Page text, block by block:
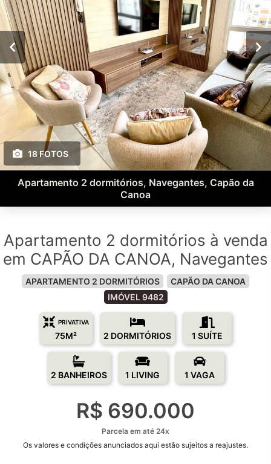
18 FOTOS
Apartamento 2 dormitórios, Navegantes, Capão da
Canoa
Apartamento 2 dormitórios à venda
em CAPÃO DA CANOA, Navegantes
APARTAMENTO 2 DORMITÓRIOS
CAPÃO DA CANOA
IMÓVEL 9482
PRIVATIVA
75M² 2 DORMITÓRIOS 1 SUÍTE
2 BANHEIROS 1 LIVING 1 VAGA
R$ 690.000
Parcela em até 24x
Os valores e condições anunciados aqui estão sujeitos a reajustes.